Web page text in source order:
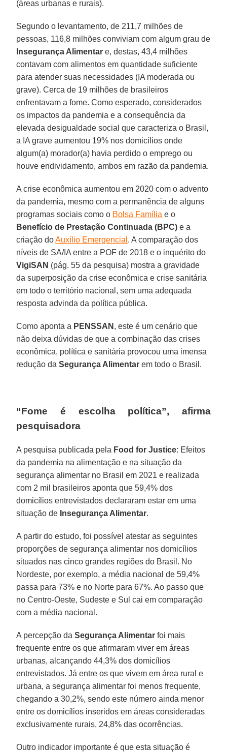
(áreas urbanas e rurais).
Segundo o levantamento, de 211,7 milhões de
pessoas, 116,8 milhões conviviam com algum grau de
Insegurança Alimentar e, destas, 43,4 milhões
contavam com alimentos em quantidade suficiente
para atender suas necessidades (IA moderada ou
grave). Cerca de 19 milhões de brasileiros
enfrentavam a fome. Como esperado, considerados
os impactos da pandemia e a consequência da
elevada desigualdade social que caracteriza o Brasil,
a IA grave aumentou 19% nos domicílios onde
algum(a) morador(a) havia perdido o emprego ou
houve endividamento, ambos em razão da pandemia.
A crise econômica aumentou em 2020 com o advento
da pandemia, mesmo com a permanência de alguns
programas sociais como o Bolsa Família e o
Benefício de Prestação Continuada (BPC) e a
criação doAuxílio Emergencial . A comparação dos
níveis de SA/IA entre a POF de 2018 e o inquérito do
VigiSAN (pág. 55 da pesquisa) mostra a gravidade
da superposição da crise econômica e crise sanitária
em todo o território nacional, sem uma adequada
resposta advinda da política pública.
Como aponta a PENSSAN , este é um cenário que
não deixa dúvidas de que a combinação das crises
econômica, política e sanitária provocou uma imensa
redução daSegurança Alimentar em todo o Brasil.
“Fome é escolha política”, afirma
pesquisadora
A pesquisa publicada pela Food for Justice: Efeitos
da pandemia na alimentação e na situação da
segurança alimentar no Brasil em 2021 e realizada
com 2 mil brasileiros aponta que 59,4% dos
domicílios entrevistados declararam estar em uma
situação de Insegurança Alimentar.
A partir do estudo, foi possível atestar as seguintes
proporções de segurança alimentar nos domicílios
situados nas cinco grandes regiões do Brasil. No
Nordeste, por exemplo, a média nacional de 59,4%
passa para 73% e no Norte para 67%. Ao passo que
no Centro-Oeste, Sudeste e Sul cai em comparação
com a média nacional.
A percepção daSegurança Alimentar foi mais
frequente entre os que afirmaram viver em áreas
urbanas, alcançando 44,3% dos domicílios
entrevistados. Já entre os que vivem em área rural e
urbana, a segurança alimentar foi menos frequente,
chegando a 30,2%, sendo este número ainda menor
entre os domicílios inseridos em áreas consideradas
exclusivamente rurais, 24,8% das ocorrências.
Outro indicador importante é que esta situação é